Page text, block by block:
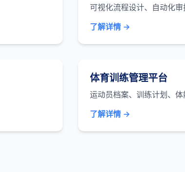
可视化流程设计、自动化
了解详情 →
体育训练管理平台
运动员档案、训练计划、
了解详情 →